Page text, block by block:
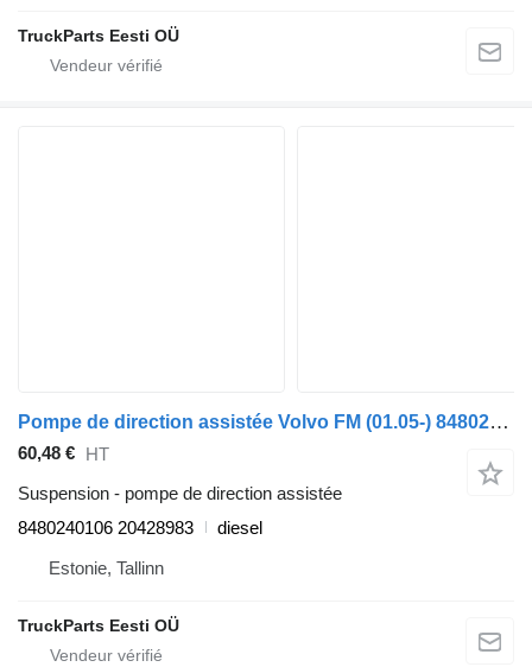
TruckParts Eesti OÜ
Pompe de direction assistée Volvo FM (01.05-) 8480240106 pour tracteur routier Volvo FM7-FM12, FM, FMX (1998-2014)
60,48 € HT
Suspension - pompe de direction assistée
8480240106 20428983
diesel
Estonie, Tallinn
TruckParts Eesti OÜ